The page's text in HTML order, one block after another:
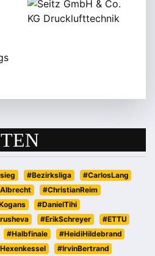
#Bezirksliga
#CarlosLang
#ChristianReim
#DanielTihi
#ErikSchreyer
#ETTU
#Halbfinale
#HeidiHildebrand
#IrvinBertrand